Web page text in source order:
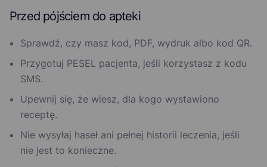
Przed pójściem do apteki
Sprawdź, czy masz kod, PDF, wydruk albo kod QR.
Przygotuj PESEL pacjenta, jeśli korzystasz z kodu
SMS.
Upewnij się, że wiesz, dla kogo wystawiono
receptę.
Nie wysyłaj haseł ani pełnej historii leczenia, jeśli
nie jest to konieczne.